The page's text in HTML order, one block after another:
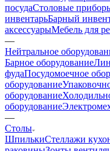
посудаСтоловые
инвентарьБарный
аксессуарыМебель для
—
Нейтральное
Барное оборудование
фудаПосудомоечное
оборудование
оборудование
оборудование
—
Столы
ШпилькиСтеллажи